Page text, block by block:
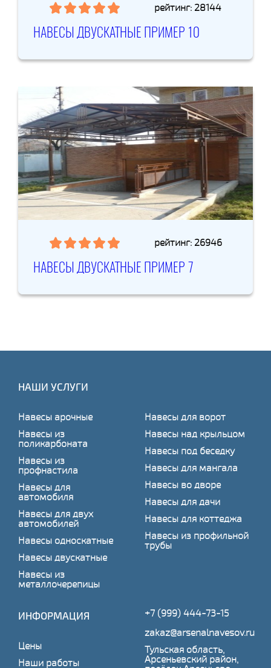
рейтинг: 28144
НАВЕСЫ ДВУСКАТНЫЕ ПРИМЕР 10
рейтинг: 26946
НАВЕСЫ ДВУСКАТНЫЕ ПРИМЕР 7
НАШИ УСЛУГИ
Навесы арочные
Навесы из
поликарбоната
Навесы из
профнастила
Навесы для
автомобиля
Навесы для двух
автомобилей
Навесы односкатные
Навесы двускатные
Навесы из
металлочерепицы
Навесы для ворот
Навесы над крыльцом
Навесы под беседку
Навесы для мангала
Навесы во дворе
Навесы для дачи
Навесы для коттеджа
Навесы из профильной
трубы
ИНФОРМАЦИЯ
Цены
Наши работы
+7 (999) 444-73-15
zakaz@arsenalnavesov.ru
Тульская область,
Арсеньевский район,